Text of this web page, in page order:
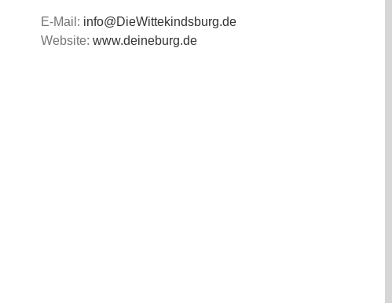
E-Mail: info@DieWittekindsburg.de
Website: www.deineburg.de